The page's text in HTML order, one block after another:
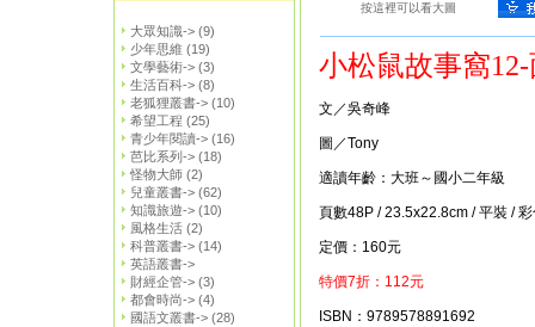
大眾知識-> (9)
少年思維 (19)
文學藝術-> (3)
生活百科-> (8)
老狐狸叢書-> (10)
希望工程 (25)
青少年閱讀-> (16)
芭比系列-> (18)
怪物大師 (2)
兒童叢書-> (62)
知識旅遊-> (10)
風格生活 (2)
科普叢書-> (14)
英語叢書->
財經企管-> (3)
都會時尚-> (4)
國語文叢書-> (28)
按這裡可以看大圖
小松鼠故事窩
文／吳奇峰
圖／Tony
適讀年齡：大班～國小二年級
頁數48P / 23.5x22.8cm / 平裝 / 彩
定價：160元
特價7折：112元
ISBN：9789578891692